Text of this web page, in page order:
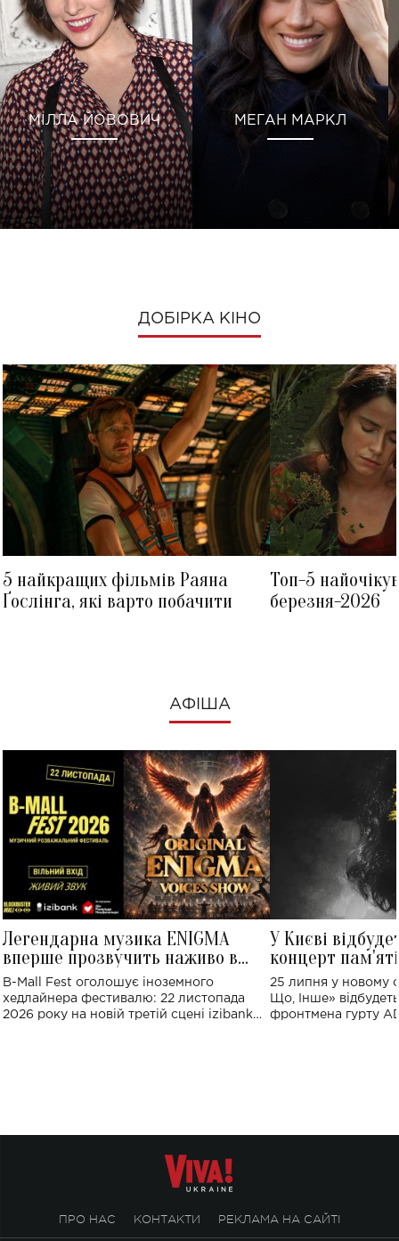
МІЛЛА ЙОВОВИЧ МЕГАН МАРКЛ
ДОБІРКА КІНО
5 найкращих фільмів Раяна
Ґослінга, які варто побачити
Топ-5
березня-2026
АФІША
Легендарна музика ENIGMA
вперше прозвучить наживо в
Україні: де відбудеться концерт
B-Mall Fest оголошує іноземного
хедлайнера фестивалю: 22 листопада
2026 року на новій третій сцені izibank
У Києві
концерт
Клименка:
виконають
25 липня у новому
Що, Інше»
фронтмена гурту
ПРО НАС КОНТАКТИ РЕКЛАМА НА САЙТІ